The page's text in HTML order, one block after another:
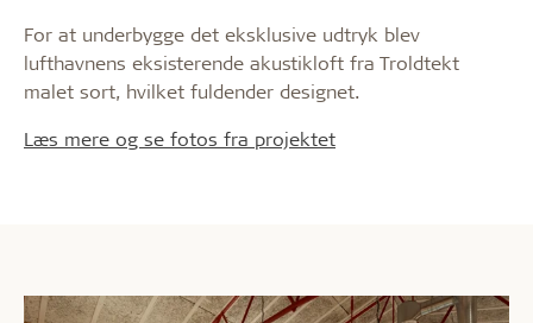
For at underbygge det eksklusive udtryk blev
lufthavnens eksisterende akustikloft fra Troldtekt
malet sort, hvilket fuldender designet.
Læs mere og se fotos fra projektet